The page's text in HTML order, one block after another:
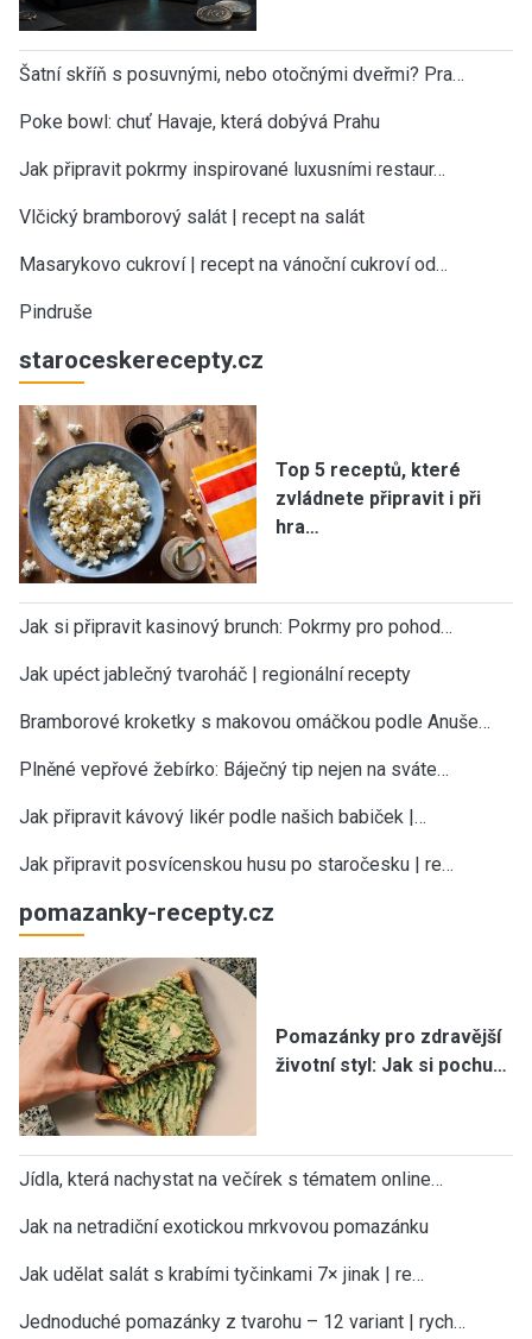
Šatní skříň s posuvnými, nebo otočnými dveřmi? Pra…
Poke bowl: chuť Havaje, která dobývá Prahu
Jak připravit pokrmy inspirované luxusními restaur…
Vlčický bramborový salát | recept na salát
Masarykovo cukroví | recept na vánoční cukroví od…
Pindruše
staroceskerecepty.cz
Top 5 receptů, které
zvládnete připravit i při
hra…
Jak si připravit kasinový brunch: Pokrmy pro pohod…
Jak upéct jablečný tvaroháč | regionální recepty
Bramborové kroketky s makovou omáčkou podle Anuše…
Plněné vepřové žebírko: Báječný tip nejen na sváte…
Jak připravit kávový likér podle našich babiček |…
Jak připravit posvícenskou husu po staročesku | re…
pomazanky-recepty.cz
Pomazánky pro zdravější
životní styl: Jak si pochu…
Jídla, která nachystat na večírek s tématem online…
Jak na netradiční exotickou mrkvovou pomazánku
Jak udělat salát s krabími tyčinkami 7× jinak | re…
Jednoduché pomazánky z tvarohu – 12 variant | rych…